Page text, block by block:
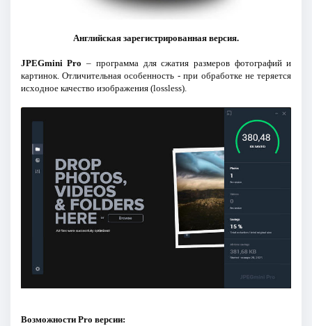
Английская зарегистрированная версия.
JPEGmini Pro – программа для сжатия размеров фотографий и
картинок. Отличительная особенность - при обработке не теряется
исходное качество изображения (lossless).
Возможности Pro версии: